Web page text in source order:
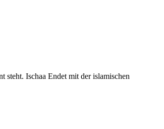
steht. Ischaa Endet mit der islamischen